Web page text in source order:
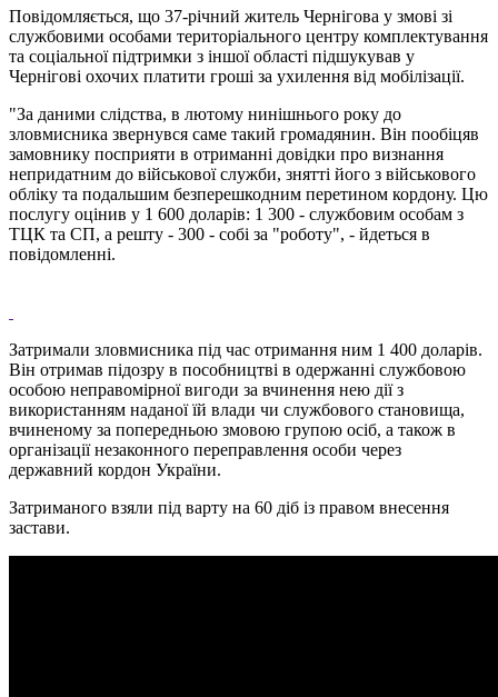
Повідомляється, що 37-річний житель Чернігова у змові зі
службовими особами територіального центру комплектування
та соціальної підтримки з іншої області підшукував у
Чернігові охочих платити гроші за ухилення від мобілізації.
"За даними слідства, в лютому нинішнього року до
зловмисника звернувся саме такий громадянин. Він пообіцяв
замовнику посприяти в отриманні довідки про визнання
непридатним до військової служби, знятті його з військового
обліку та подальшим безперешкодним перетином кордону. Цю
послугу оцінив у 1 600 доларів: 1 300 - службовим особам з
ТЦК та СП, а решту - 300 - собі за "роботу", - йдеться в
повідомленні.
Затримали зловмисника під час отримання ним 1 400 доларів.
Він отримав підозру в пособництві в одержанні службовою
особою неправомірної вигоди за вчинення нею дії з
використанням наданої їй влади чи службового становища,
вчиненому за попередньою змовою групою осіб, а також в
організації незаконного переправлення особи через
державний кордон України.
Затриманого взяли під варту на 60 діб із правом внесення
застави.